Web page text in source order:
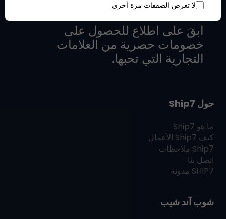
ابقَ على اطلاع للحصول على
خصومات حصرية من العلامات
التجارية التي تحبها.
حول Ship7
ما هو Ship7
كيف Ship7 الأعمال
Ship7 ملاحظات
اتصل بنا
SHIP7 مدونة
شوب آند شيب
لا تعرض الصفقات مرة أخرى